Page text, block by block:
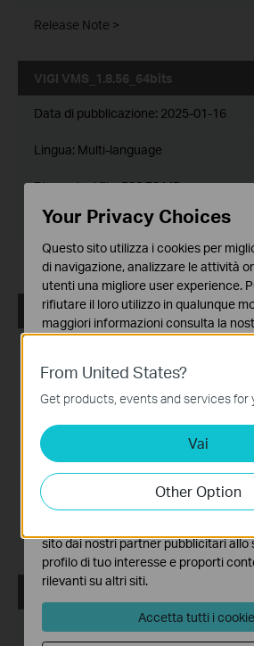
Release Note >
VIGI VMS_1.8.56_64bits
Data di pubblicazione: 2025-01-16
Lingua: Multi-language
Dimensioni file:536.72 MB
Sistema operativo: Windows 7/10/11/
Release Note >
VIGI VMS_1.5.56_32bits
Lingua:Multi-language
Sistema operativo: Windows 7/10/11/
New features and enhancements:
1. Added support for the multi-
2. Added support for unlimited devices
Data di pubblicazione: 2024-06-20
From United States?
Get products, events and services for
Vai
Other Option
Your Privacy Choices
Questo sito utilizza i cookies per
di navigazione, analizzare le attività
utenti una migliore user experience.
rifiutare il loro utilizzo in qualunque
maggiori informazioni consulta la
Questi cookies sono necessari per il
funzionamento del sito e non
nel tuo sistema.
Analytics e Marketing Cookies
I cookies analitici ci permettono di
attività sul nostro sito allo scopo di
funzionalità.
sito dai nostri partner pubblicitari allo
profilo di tuo interesse e proporti
rilevanti su altri siti.
Accetta tutti i